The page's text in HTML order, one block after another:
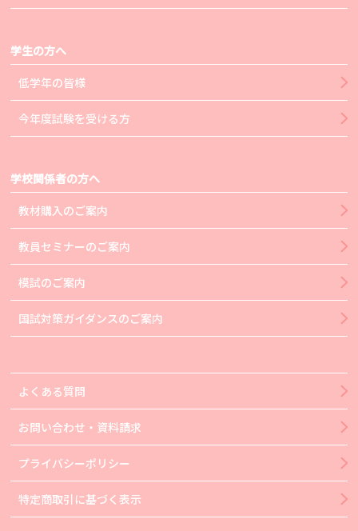
学生の方へ
低学年の皆様
今年度試験を受ける方
学校関係者の方へ
教材購入のご案内
教員セミナーのご案内
模試のご案内
国試対策ガイダンスのご案内
よくある質問
お問い合わせ・資料請求
プライバシーポリシー
特定商取引に基づく表示